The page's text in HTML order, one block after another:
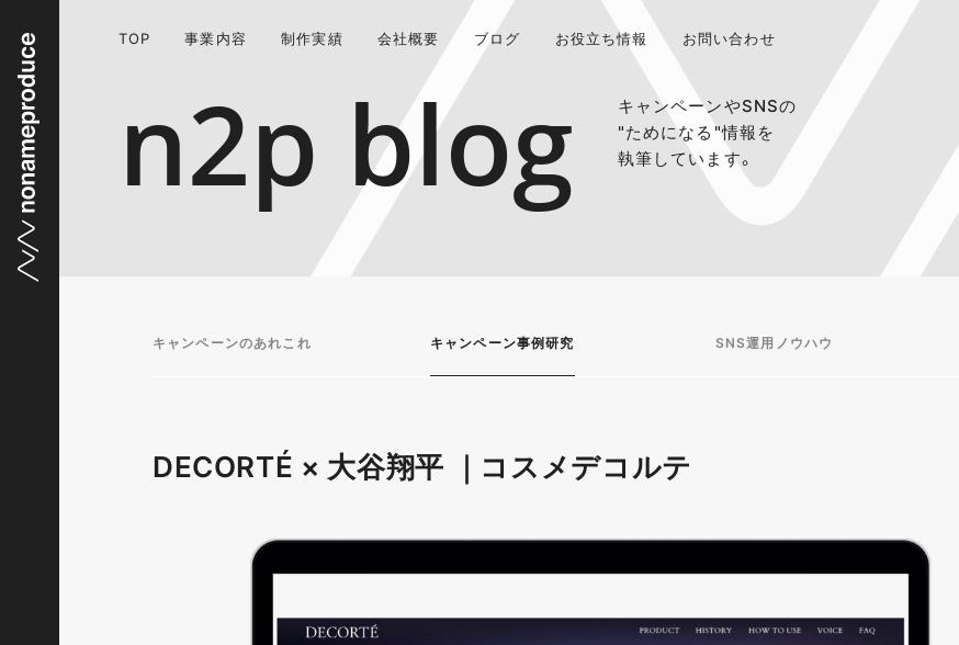
TOP 事業内容 制作実績 会社概要 ブログ お役立ち情報 お問い合わせ
n2p blog
キャンペーンやSNSの
"ためになる"情報を
執筆しています。
キャンペーンのあれこれ キャンペーン事例研究 SNS運用ノウハウ
DECORTÉ × 大谷翔平 ｜コスメデコルテ